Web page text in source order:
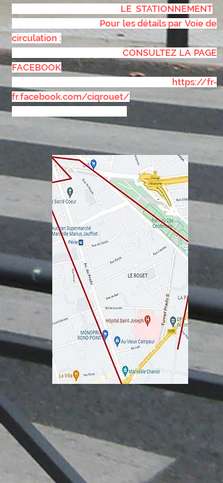
LE STATIONNEMENT
Pour les détails par Voie de
circulation :
CONSULTEZ LA PAGE
FACEBOOK
https://fr-
fr.facebook.com/ciqrouet/